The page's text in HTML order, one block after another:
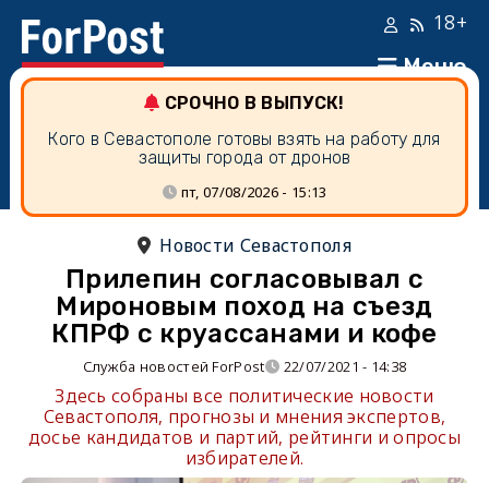
Меню
18+
СРОЧНО В ВЫПУСК!
Кого в Севастополе готовы взять на работу для
защиты города от дронов
пт, 07/08/2026 - 15:13
Новости Севастополя
Прилепин согласовывал с
Мироновым поход на съезд
КПРФ с круассанами и кофе
Служба новостей ForPost 22/07/2021 - 14:38
Здесь собраны все политические новости
Севастополя, прогнозы и мнения экспертов,
досье кандидатов и партий, рейтинги и опросы
избирателей.